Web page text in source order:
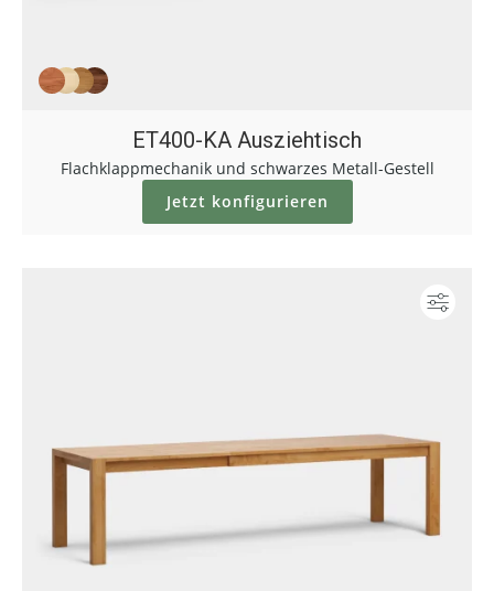
ET400-KA Ausziehtisch
Flachklappmechanik und schwarzes Metall-Gestell
Jetzt konfigurieren